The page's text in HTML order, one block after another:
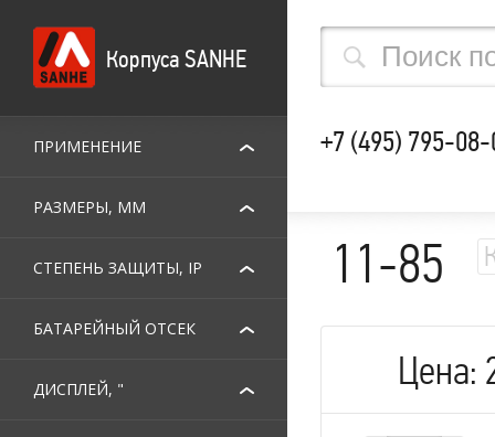
+7 (495) 795-
Корпуса SANHE
ПРИМЕНЕНИЕ
РАЗМЕРЫ, ММ
СТЕПЕНЬ ЗАЩИТЫ, IP
БАТАРЕЙНЫЙ ОТСЕК
ДИСПЛЕЙ, "
11-85
Цена: